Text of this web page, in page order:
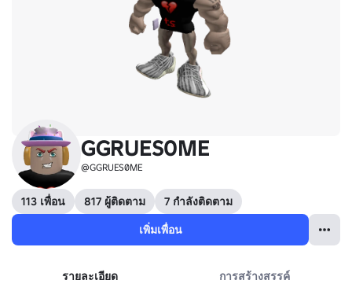
GGRUES0ME
@GGRUES0ME
113 เพื่อน 817 ผู้ติดตาม
7 กำลังติดตาม
เพิ่มเพื่อน
รายละเอียด การสร้างสรรค์